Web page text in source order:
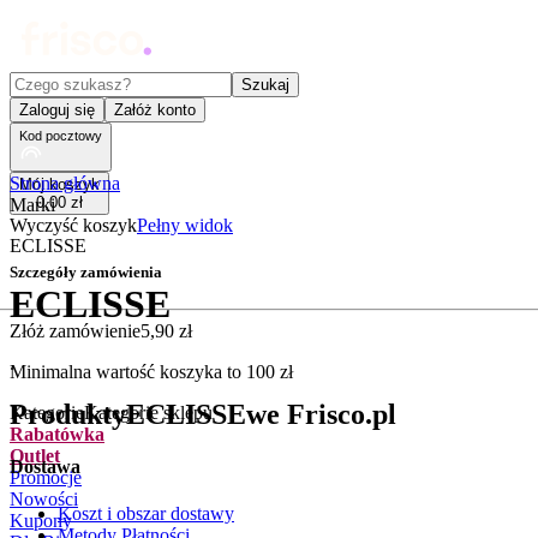
Czego szukasz?
Szukaj
Zaloguj się
Załóż konto
Kod pocztowy
Mój koszyk
0,00 zł
Wyczyść koszykPełny widok
Szczegóły zamówienia
Złóż zamówienie5,90 zł
Minimalna wartość koszyka to 100 zł
KategorieKategorie sklepu
Rabatówka
Outlet
Promocje
Nowości
Kupony
Strona główna
Marki
ECLISSE
ECLISSE
.
ProduktyECLISSEwe Frisco.pl
Dostawa
Koszt i obszar dostawy